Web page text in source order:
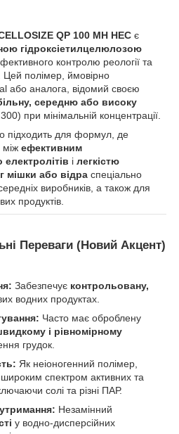
QP 100 MH HEC є
гідроксіетилцелюлозою
контролю реології та
Цей полімер, ймовірно
або аналога, відомий своєю
середню або високу
при мінімальній концентрації.
підходить для формул, де
між ефективним
електролітів і легкістю
мішки або відра спеціально
виробників, а також для
продуктів.
Переваги (Новий Акцент)
Забезпечує контрольовану,
водних продуктах.
Часто має оброблену
і рівномірному
грудок.
Як неіоногенний полімер,
спектром активних та
солі та різні ПАР.
Незамінний
у водно-дисперсійних